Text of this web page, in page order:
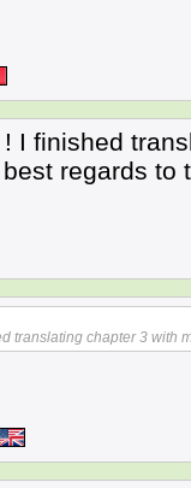
I finished
regards to
translating chapter 3 with